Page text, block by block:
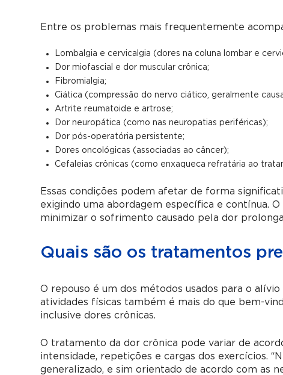
Entre os problemas mais frequentemente
Lombalgia e cervicalgia (dores na coluna lombar e
Dor miofascial e dor muscular crônica;
Fibromialgia;
Ciática (compressão do nervo ciático, geralmente
Artrite reumatoide e artrose;
Dor neuropática (como nas neuropatias periféricas);
Dor pós-operatória persistente;
Dores oncológicas (associadas ao câncer);
Cefaleias crônicas (como enxaqueca refratária ao
Essas condições podem afetar de forma
exigindo uma abordagem específica e contínua.
minimizar o sofrimento causado pela dor
Quais são os tratamentos
O repouso é um dos métodos usados para o
atividades físicas também é mais do que bem-
inclusive dores crônicas.
O tratamento da dor crônica pode variar de
intensidade, repetições e cargas dos exercícios.
generalizado, e sim orientado de acordo com as